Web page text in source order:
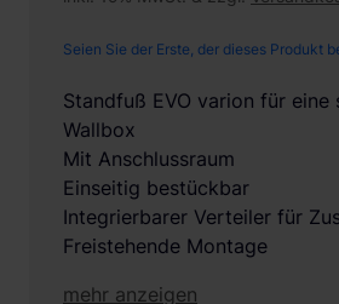
Seien Sie der Erste, der dieses Produkt
Standfuß EVO varion für eine
Wallbox
Mit Anschlussraum
Einseitig bestückbar
Integrierbarer Verteiler für
Freistehende Montage
mehr anzeigen